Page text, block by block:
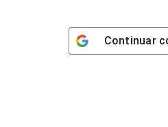
Continuar